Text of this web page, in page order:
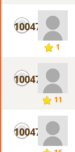
10047
1
10047
11
10047